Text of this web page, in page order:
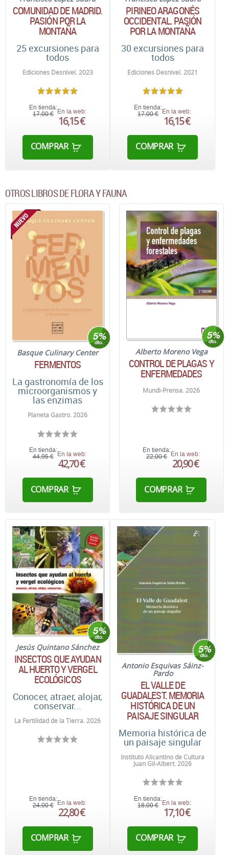
COMUNIDAD DE MADRID.
PASIÓN POR LA
MONTAÑA
25 excursiones para
todos
Ediciones Desnivel. 2023
En tienda:
17,00 € En la web:
16,15 €
COMPRAR
PIRINEO ARAGONÉS
OCCIDENTAL. PASIÓN
POR LA MONTAÑA
30 excursiones para
todos
Ediciones Desnivel. 2021
En tienda:
17,00 €
En la web:
16,15 €
COMPRAR
OTROS LIBROS DE FLORA Y FAUNA
Basque Culinary Center
FERMENTOS
La gastronomía de los
microorganismos y
las enzimas
Planeta Gastro. 2026
En tienda:
44,95 € En la web:
42,70 €
COMPRAR
Alberto Moreno Vega
CONTROL DE PLAGAS Y
ENFERMEDADES
Mundi-Prensa. 2026
En tienda:
22,00 €
En la web:
20,90 €
COMPRAR
Jesús Quintano Sánchez
INSECTOS QUE AYUDAN
AL HUERTO Y VERGEL
ECOLÓGICOS
Conocer, atraer, alojar,
conservar...
La Fertilidad de la Tierra. 2026
En tienda:
24,00 € En la web:
22,80 €
COMPRAR
Antonio Esquivas Sáinz-
Pardo
EL VALLE DE
GUADALEST. MEMORIA
HISTÓRICA DE UN
PAISAJE SINGULAR
Memoria histórica de
un paisaje singular
Instituto Alicantino de Cultura
Juan Gil-Albert. 2026
En tienda:
18,00 €
En la web:
17,10 €
COMPRAR